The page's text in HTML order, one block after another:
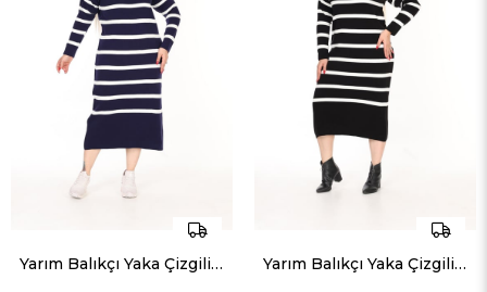
Yarım Balıkçı Yaka Çizgili Rahat Kalıp Triko Elbise Yarım Balıkçı Yaka Çizgili Rahat Kalıp Triko Elbise